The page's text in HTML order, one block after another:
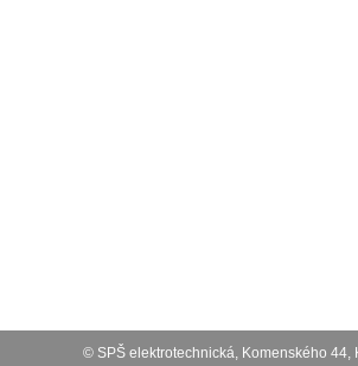
© SPŠ elektrotechnická, Komenského